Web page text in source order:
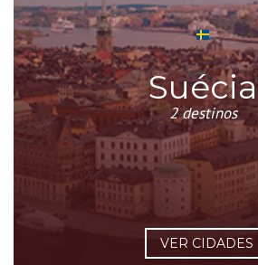
Suécia
2 destinos
VER CIDADES